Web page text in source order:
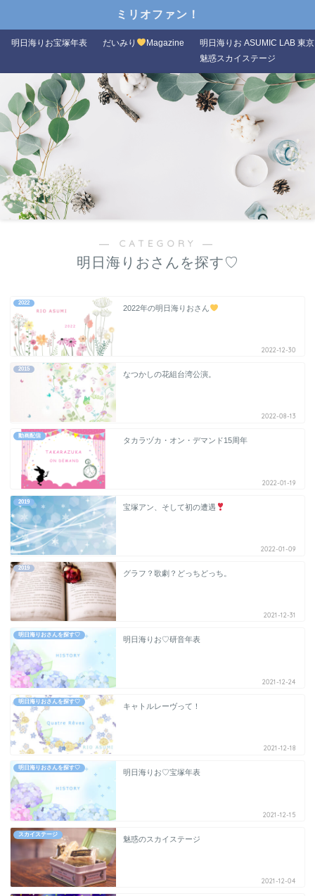
ミリオファン！
明日海りお宝塚年表 だいみり Magazine
明日海りお ASUMIC LAB 東京
魅惑スカイステージ
― CATEGORY ―
明日海りおさんを探す♡
2022
2022年の明日海りおさん
2022-12-30
2015
なつかしの花組台湾公演。
2022-08-13
動画配信
タカラヅカ・オン・デマンド15周年
2022-01-19
2019
宝塚アン、そして初の遭遇
2022-01-09
2019
グラフ？歌劇？どっちどっち。
2021-12-31
明日海りおさんを探す♡
明日海りお♡研音年表
2021-12-24
明日海りおさんを探す♡
キャトルレーヴって！
2021-12-18
明日海りおさんを探す♡
明日海りお♡宝塚年表
2021-12-15
スカイステージ
魅惑のスカイステージ
2021-12-04